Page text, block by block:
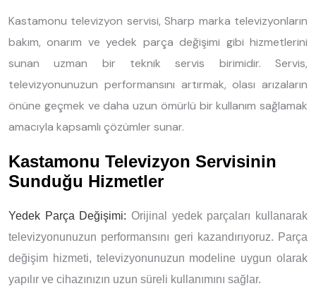
Kastamonu televizyon servisi, Sharp marka televizyonların
bakım, onarım ve yedek parça değişimi gibi hizmetlerini
sunan uzman bir teknik servis birimidir. Servis,
televizyonunuzun performansını artırmak, olası arızaların
önüne geçmek ve daha uzun ömürlü bir kullanım sağlamak
amacıyla kapsamlı çözümler sunar.
Kastamonu Televizyon Servisinin
Sunduğu Hizmetler
Yedek Parça Değişimi: Orijinal yedek parçaları kullanarak
televizyonunuzun performansını geri kazandırıyoruz. Parça
değişim hizmeti, televizyonunuzun modeline uygun olarak
yapılır ve cihazınızın uzun süreli kullanımını sağlar.